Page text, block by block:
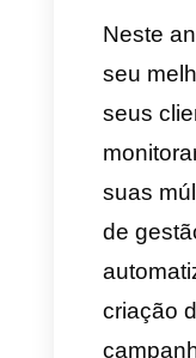
5.
O